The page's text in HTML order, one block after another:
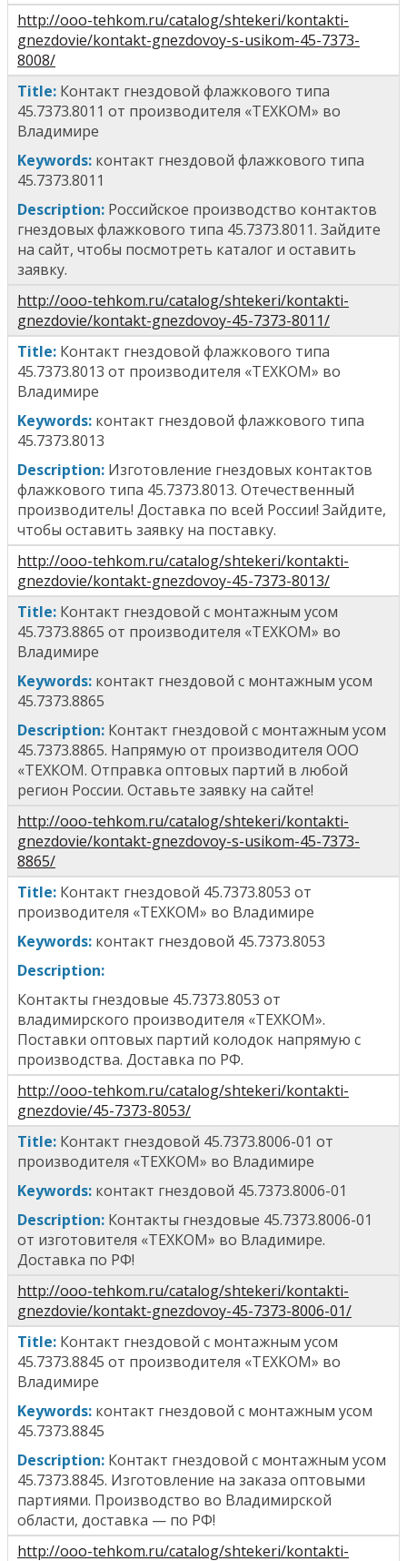
http://ooo-tehkom.ru/catalog/shtekeri/kontakti-
gnezdovie/kontakt-gnezdovoy-s-usikom-45-7373-
8008/
Title: Контакт гнездовой флажкового типа
45.7373.8011 от производителя «ТЕХКОМ» во
Владимире
Keywords: контакт гнездовой флажкового типа
45.7373.8011
Description: Российское производство контактов
гнездовыхфлажкового типа 45.7373.8011. Зайдите
на сайт, чтобы посмотреть каталог и оставить
заявку.
http://ooo-tehkom.ru/catalog/shtekeri/kontakti-
gnezdovie/kontakt-gnezdovoy-45-7373-8011/
Title: Контакт гнездовой флажкового типа
45.7373.8013 от производителя «ТЕХКОМ» во
Владимире
Keywords: контакт гнездовой флажкового типа
45.7373.8013
Description: Изготовление гнездовых контактов
флажкового типа 45.7373.8013. Отечественный
производитель! Доставка по всей России! Зайдите,
чтобы оставить заявку на поставку.
http://ooo-tehkom.ru/catalog/shtekeri/kontakti-
gnezdovie/kontakt-gnezdovoy-45-7373-8013/
Title: Контакт гнездовой с монтажным усом
45.7373.8865 от производителя «ТЕХКОМ» во
Владимире
Keywords: контакт гнездовой с монтажным усом
45.7373.8865
Description: Контакт гнездовой с монтажным усом
45.7373.8865. Напрямую от производителя ООО
«ТЕХКОМ. Отправка оптовых партий в любой
регион России. Оставьте заявку на сайте!
http://ooo-tehkom.ru/catalog/shtekeri/kontakti-
gnezdovie/kontakt-gnezdovoy-s-usikom-45-7373-
8865/
Title: Контакт гнездовой 45.7373.8053 от
производителя «ТЕХКОМ» во Владимире
Keywords: контакт гнездовой 45.7373.8053
Description:
Контакты гнездовые 45.7373.8053 от
владимирского производителя «ТЕХКОМ».
Поставки оптовых партий колодок напрямую с
производства. Доставка по РФ.
http://ooo-tehkom.ru/catalog/shtekeri/kontakti-
gnezdovie/45-7373-8053/
Title: Контакт гнездовой 45.7373.8006-01 от
производителя «ТЕХКОМ» во Владимире
Keywords: контакт гнездовой 45.7373.8006-01
Description: Контакты гнездовые 45.7373.8006-01
от изготовителя «ТЕХКОМ» во Владимире.
Доставка по РФ!
http://ooo-tehkom.ru/catalog/shtekeri/kontakti-
gnezdovie/kontakt-gnezdovoy-45-7373-8006-01/
Title: Контакт гнездовой с монтажным усом
45.7373.8845 от производителя «ТЕХКОМ» во
Владимире
Keywords: контакт гнездовой с монтажным усом
45.7373.8845
Description: Контакт гнездовой с монтажным усом
45.7373.8845. Изготовление на заказа оптовыми
партиями. Производство во Владимирской
области, доставка — по РФ!
http://ooo-tehkom.ru/catalog/shtekeri/kontakti-